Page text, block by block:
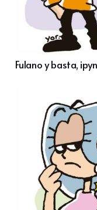
Fulano y basta,